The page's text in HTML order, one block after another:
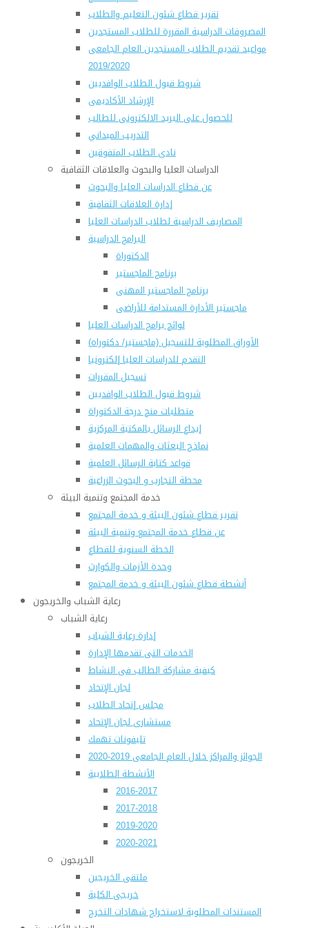
تقرير قطاع شئون التعليم والطلاب
المصروفات الدراسية المقررة للطلاب المستجدين
مواعيد تقديم الطلاب المستجدين العام الجامعى
2019/2020
شروط قبول الطلاب الوافديين
الإرشاد الأكاديمى
للحصول على البريد الالكترونى للطالب
التدريب الميداني
نادى الطلاب المتفوقين
الدراسات العليا والبحوث والعلاقات الثقافية
عن قطاع الدراسات العليا والبحوث
إدارة العلاقات الثقافية
المصاريف الدراسية لطلاب الدراسات العليا
البرامج الدراسية
الدكتوراة
برنامج الماجستير
برنامج الماجستير المهنى
ماجستير الأدارة المستدامة للأراضى
لوائح برامج الدراسات العليا
(الأوراق المطلوبة للتسجيل (ماجستير/ دكتوراه
التقدم للدراسات العليا إلكترونيا
تسجيل المقررات
شروط قبول الطلاب الوافديين
متطلبات منح درجة الدكتوراة
إيداع الرسائل بالمكتبة المركزية
نماذج البعثات والمهمات العلمية
قواعد كتابة الرسائل العلمية
محطة التجارب و البحوث الزراعية
خدمة المجتمع وتنمية البيئة
تقرير قطاع شئون البيئة و خدمة المجتمع
عن قطاع خدمة المجتمع وتنمية البيئة
الخطة السنوية للقطاع
وحدة الأزمات والكوارث
أنشطة قطاع شئون البيئة و خدمة المجتمع
رعاية الشباب والخريجون
رعاية الشباب
إدارة رعاية الشباب
الخدمات التى تقدمها الإدارة
كيفية مشاركة الطالب فى النشاط
لجان الإتحاد
مجلس إتحاد الطلاب
مستشارى لجان الإتحاد
تليفونات تهمك
الجوائز والمراكز خلال العام الجامعى 2019-2020
الأنشطة الطلابية
2016-2017
2017-2018
2019-2020
2020-2021
الخريجون
ملتقى الخريجين
خريجى الكلية
المستندات المطلوبة لاستخراج شهادات التخرج